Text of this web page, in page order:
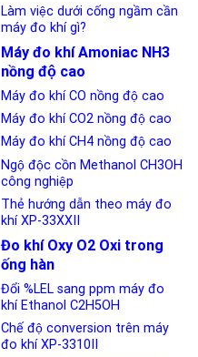
Làm việc dưới cống ngầm cần
máy đo khí gì?
Máy đo khí Amoniac NH3
nồng độ cao
Máy đo khí CO nồng độ cao
Máy đo khí CO2 nồng độ cao
Máy đo khí CH4 nồng độ cao
Ngộ độc cồn Methanol CH3OH
công nghiệp
Thẻ hướng dẫn theo máy đo
khí XP-33XXII
Đo khí Oxy O2 Oxi trong
ống hàn
Đổi %LEL sang ppm máy đo
khí Ethanol C2H5OH
Chế độ conversion trên máy
đo khí XP-3310II